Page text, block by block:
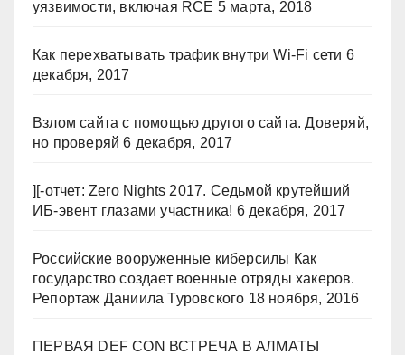
уязвимости, включая RCE 5 марта, 2018
Как перехватывать трафик внутри Wi-Fi сети 6
декабря, 2017
Взлом сайта с помощью другого сайта. Доверяй,
но проверяй 6 декабря, 2017
][-отчет: Zero Nights 2017. Седьмой крутейший
ИБ-эвент глазами участника! 6 декабря, 2017
Российские вооруженные киберсилы Как
государство создает военные отряды хакеров.
Репортаж Даниила Туровского 18 ноября, 2016
ПЕРВАЯ DEF CON ВСТРЕЧА В АЛМАТЫ